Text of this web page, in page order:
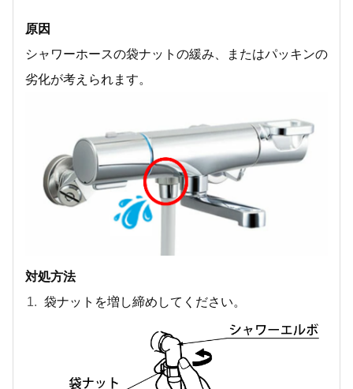
原因
シャワーホースの袋ナットの緩み、またはパッキンの
劣化が考えられます。
対処方法
袋ナットを増し締めしてください。